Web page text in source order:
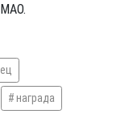
награда